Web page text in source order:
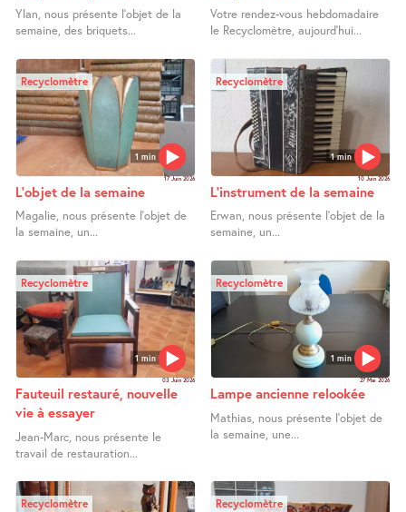
Ylan, nous présente l’objet de la
semaine, des briquets...
Votre rendez-vous hebdomadaire
le Recyclomètre, aujourd’hui...
1 min
Recyclomètre
17 Juin 2026
L’objet de la semaine
Magalie, nous présente l’objet de
la semaine, un...
1 min
Recyclomètre
10 Juin 2026
L’instrument de la semaine
Erwan, nous présente l’objet de la
semaine, un...
1 min
Recyclomètre
03 Juin 2026
Fauteuil restauré, nouvelle
vie à essayer
Jean-Marc, nous présente le
travail de restauration...
1 min
Recyclomètre
27 Mai 2026
Lampe ancienne relookée
Mathias, nous présente l’objet de
la semaine, une...
Recyclomètre Recyclomètre